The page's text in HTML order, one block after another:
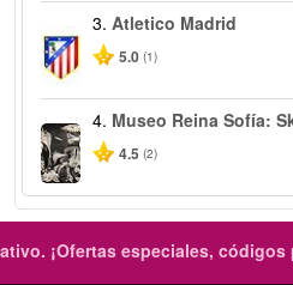
3.Atletico Madrid
5.0 (1)
4. Museo Reina Sofía:
4.5 (2)
¡Ofertas especiales,